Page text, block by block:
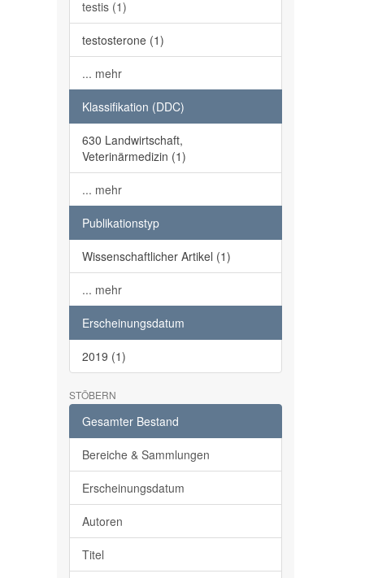
testis (1)
testosterone (1)
... mehr
Klassifikation (DDC)
630 Landwirtschaft,
Veterinärmedizin (1)
... mehr
Publikationstyp
Wissenschaftlicher Artikel (1)
... mehr
Erscheinungsdatum
2019 (1)
STÖBERN
Gesamter Bestand
Bereiche & Sammlungen
Erscheinungsdatum
Autoren
Titel